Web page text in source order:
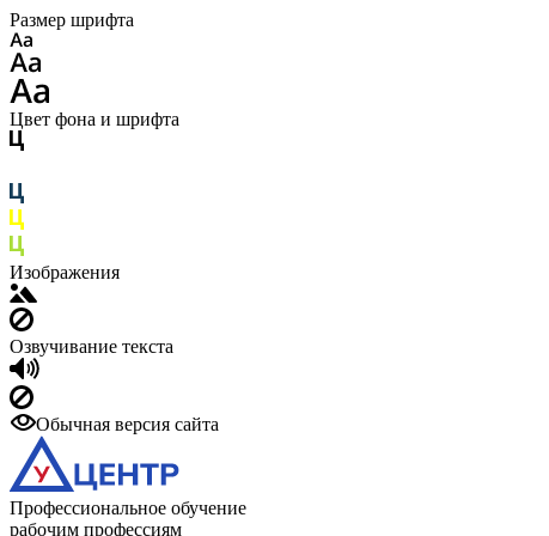
Размер шрифта
Цвет фона и шрифта
Изображения
Озвучивание текста
Обычная версия сайта
Профессиональное обучение
рабочим профессиям